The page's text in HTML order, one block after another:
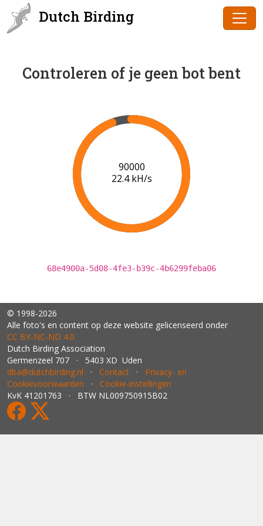
Dutch Birding
Controleren of je geen bot bent
91000
22.4 kH/s
68e4900a-5d08-4fe3-b39c-4b6299feba06
© 1998-2026
Alle foto's en content op deze website gelicenseerd onder
CC BY‑NC‑ND 4.0
Dutch Birding Association
Germenzeel 707 · 5403 XD Uden
dba@dutchbirding.nl · Contact · Privacy- en
Cookievoorwaarden · Cookie-instellingen
KvK 41201763 · BTW NL009750915B02